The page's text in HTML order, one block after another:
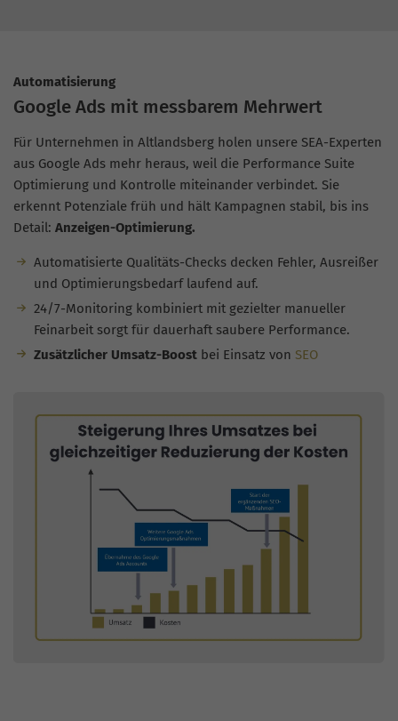
Automatisierung
Google Ads mit messbarem Mehrwert
Für Unternehmen in Altlandsberg holen unsere SEA-Experten
aus Google Ads mehr heraus, weil die Performance Suite
Optimierung und Kontrolle miteinander verbindet. Sie
erkennt Potenziale früh und hält Kampagnen stabil, bis ins
Detail: Anzeigen-Optimierung.
Automatisierte Qualitäts-Checks decken Fehler, Ausreißer
und Optimierungsbedarf laufend auf.
24/7-Monitoring kombiniert mit gezielter manueller
Feinarbeit sorgt für dauerhaft saubere Performance.
Zusätzlicher Umsatz-Boostbei Einsatz von SEO